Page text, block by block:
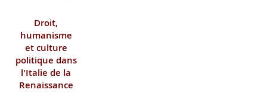
Droit,
humanisme
et culture
politique dans
l'Italie de la
Renaissance